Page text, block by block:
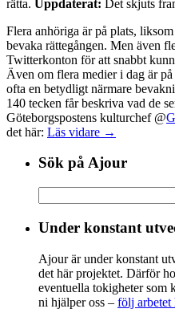
rätta. Uppdaterat: Det skjuts
Flera anhöriga är på plats,
bevaka rättegången. Men även
Twitterkonton för att snabbt
Även om flera medier i dag är
ofta en betydligt närmare
140 tecken får beskriva vad de
Göteborgspostens kulturchef @
det här: Läs vidare →
Sök på Ajour
efter:
Under konstant
Ajour är under konstant
det här projektet. Därför
eventuella tokigheter som
ni hjälper oss – följ